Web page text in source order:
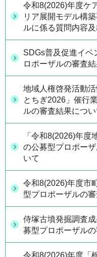
令和8(2026)年度ケ
リア展開モデル構
ルに係る質問内容
SDGs普及促進イベ
ロポーザルの審査
地域人権啓発活動
とちぎ2026」催行
ルの審査結果につい
「令和8(2026)年度
の公募型プロポー
いて
令和8(2026)年度市
型プロポーザルの
侍塚古墳発掘調査
募型プロポーザル
令和8(2026)年度「